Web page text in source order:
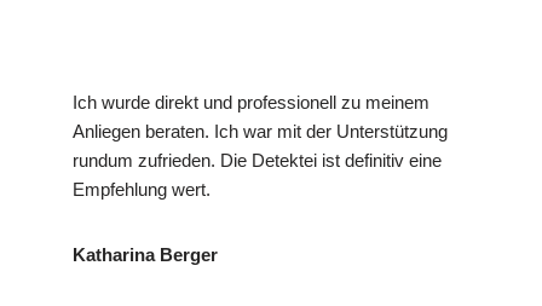
Ich wurde direkt und professionell zu meinem
Anliegen beraten. Ich war mit der Unterstützung
rundum zufrieden. Die Detektei ist definitiv eine
Empfehlung wert.
Katharina Berger